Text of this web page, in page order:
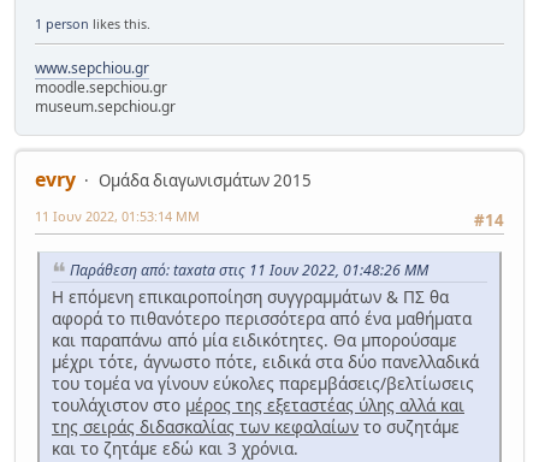
1 person likes this.
www.sepchiou.gr
moodle.sepchiou.gr
museum.sepchiou.gr
evry
Ομάδα διαγωνισμάτων 2015
#14
11 Ιουν 2022, 01:53:14 ΜΜ
Παράθεση από: taxata στις 11 Ιουν 2022, 01:48:26 ΜΜ
Η επόμενη επικαιροποίηση συγγραμμάτων & ΠΣ θα
αφορά το πιθανότερο περισσότερα από ένα μαθήματα
και παραπάνω από μία ειδικότητες. Θα μπορούσαμε
μέχρι τότε, άγνωστο πότε, ειδικά στα δύο πανελλαδικά
του τομέα να γίνουν εύκολες παρεμβάσεις/βελτίωσεις
τουλάχιστον στο μέρος της εξεταστέας ύλης αλλά και
της σειράς διδασκαλίας των κεφαλαίων το συζητάμε
και το ζητάμε εδώ και 3 χρόνια.